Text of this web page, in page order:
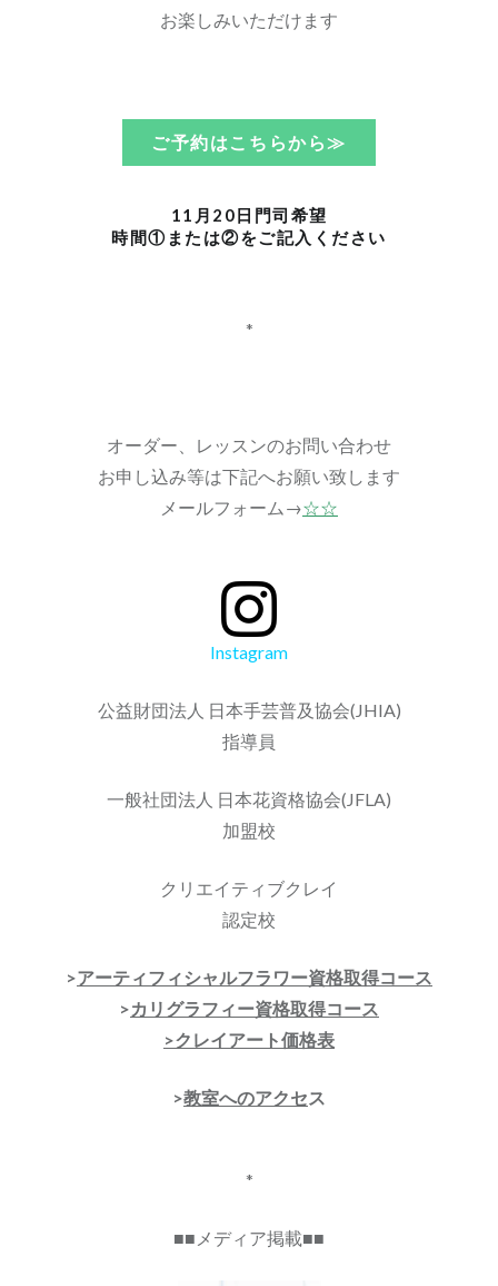
お楽しみいただけます
ご予約はこちらから≫
11月20日門司希望
時間①または②をご記入ください
*
オーダー、レッスンのお問い合わせ
お申し込み等は下記へお願い致します
メールフォーム→☆☆
Instagram
公益財団法人 日本手芸普及協会(JHIA)
指導員
一般社団法人 日本花資格協会(JFLA)
加盟校
クリエイティブクレイ
認定校
>アーティフィシャルフラワー資格取得コース
>カリグラフィー資格取得コース
>クレイアート価格表
>教室へのアクセス
*
■■メディア掲載■■